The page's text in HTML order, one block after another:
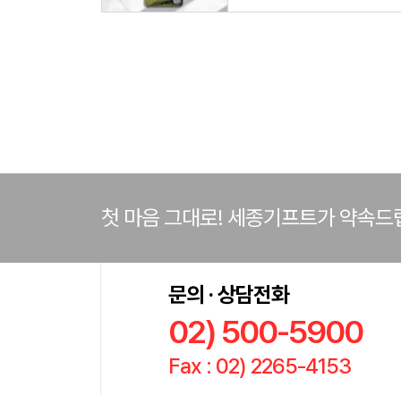
첫 마음 그대로! 세종기프트가 약속드
문의 · 상담전화
02) 500-5900
Fax : 02) 2265-4153